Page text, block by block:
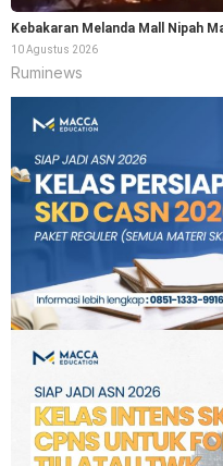
Kebakaran Melanda Mall Nipah
10 Agustus 2026
Ruminews